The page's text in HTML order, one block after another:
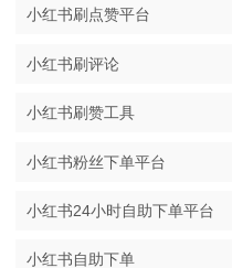
小红书刷点赞平台
小红书刷评论
小红书刷赞工具
小红书粉丝下单平台
小红书24小时自助下单平台
小红书自助下单